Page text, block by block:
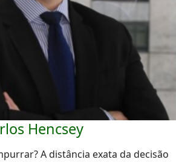
Hencsey
A distância exata da decisão